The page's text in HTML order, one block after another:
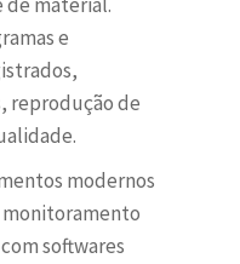
e
reprodução de
modernos
monitoramento
softwares